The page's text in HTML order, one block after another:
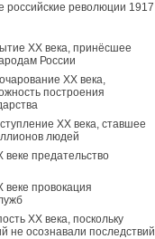
российские революции 1917
ХХ века, принёсшее
России
ХХ века,
построения
ХХ века, ставшее
людей
предательство
провокация
ХХ века, поскольку
не осознавали последствий